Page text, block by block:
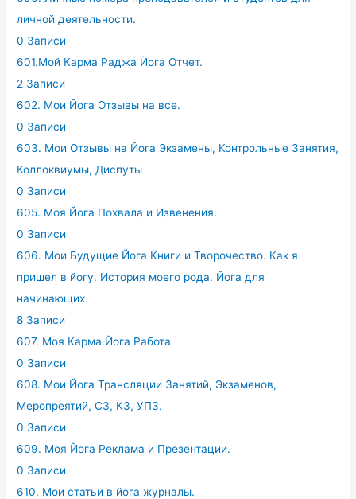
личной деятельности.
0 Записи
601.Мой Карма Раджа Йога Отчет.
2 Записи
602. Мои Йога Отзывы на все.
0 Записи
603. Мои Отзывы на Йога Экзамены, Контрольные Занятия,
Коллоквиумы, Диспуты
0 Записи
605. Моя Йога Похвала и Извенения.
0 Записи
606. Мои Будущие Йога Книги и Творочество. Как я
пришел в йогу. История моего рода. Йога для
начинающих.
8 Записи
607. Моя Карма Йога Работа
0 Записи
608. Мои Йога Трансляции Занятий, Экзаменов,
Меропреятий, СЗ, КЗ, УПЗ.
0 Записи
609. Моя Йога Реклама и Презентации.
0 Записи
610. Мои статьи в йога журналы.